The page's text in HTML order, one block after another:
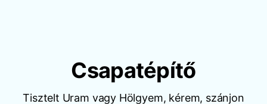
Csapatépítő
Tisztelt Uram vagy Hölgyem, kérem, szánjon